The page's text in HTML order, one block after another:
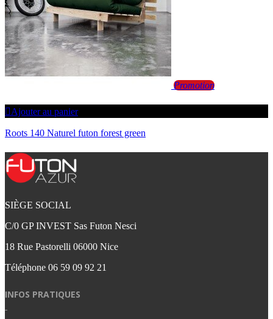
Promotion
Ajouter au panier
Roots 140 Naturel futon forest green
SIÈGE SOCIAL
C/0 GP INVEST Sas Futon Nesci
18 Rue Pastorelli 06000 Nice
Téléphone 06 59 09 92 21‬
INFOS PRATIQUES